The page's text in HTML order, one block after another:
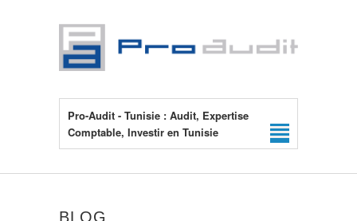
Pro-Audit - Tunisie : Audit, Expertise
Comptable, Investir en Tunisie
BLOG